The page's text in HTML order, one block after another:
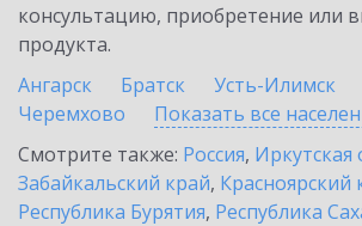
консультацию, приобретение или
продукта.
Ангарск
Братск Усть-Илимск
Черемхово
Показать все
Смотрите также: Россия, Иркутская
Забайкальский край, Красноярский
Республика Бурятия, Республика